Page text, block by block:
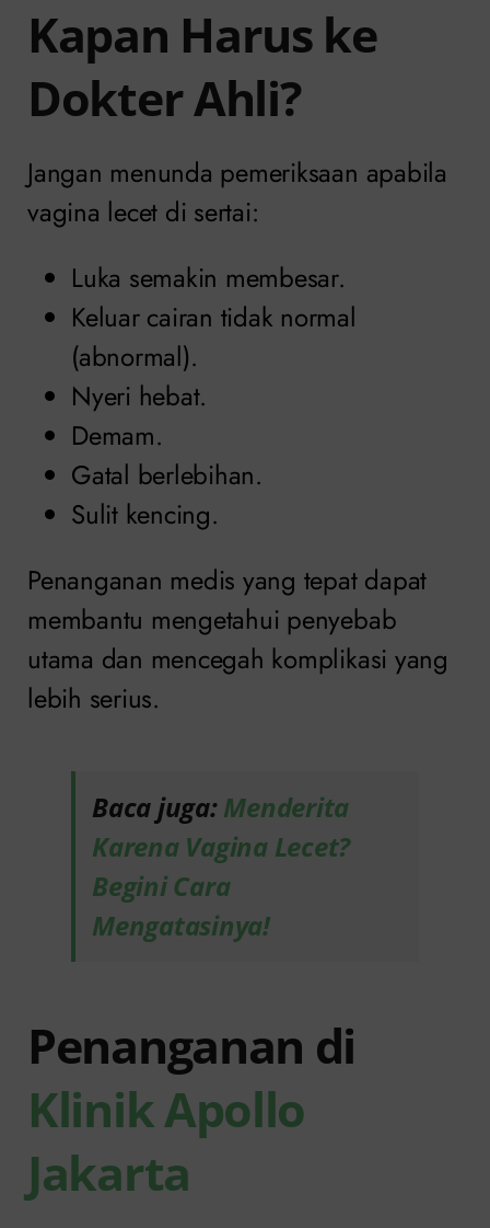
Kapan Harus ke
Dokter Ahli?
Jangan menunda pemeriksaan apabila
vagina lecet di sertai:
Luka semakin membesar.
Keluar cairan tidak normal
(abnormal).
Nyeri hebat.
Demam.
Gatal berlebihan.
Sulit kencing.
Penanganan medis yang tepat dapat
membantu mengetahui penyebab
utama dan mencegah komplikasi yang
lebih serius.
Baca juga:Menderita
Karena Vagina Lecet?
Begini Cara
Mengatasinya!
Penanganan di
Klinik Apollo
Jakarta